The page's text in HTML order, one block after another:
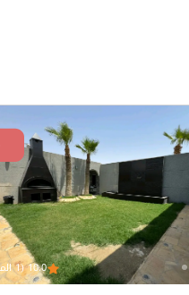
10.0 (1 المراجعة)